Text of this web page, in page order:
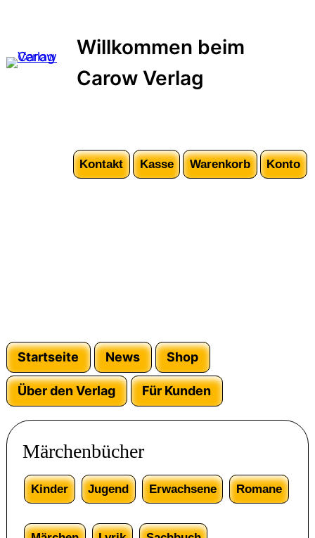
Willkommen beim
Carow Verlag
Kontakt Kasse Warenkorb Konto
Startseite News Shop
Über den Verlag Für Kunden
Märchenbücher
Kinder Jugend Erwachsene Romane